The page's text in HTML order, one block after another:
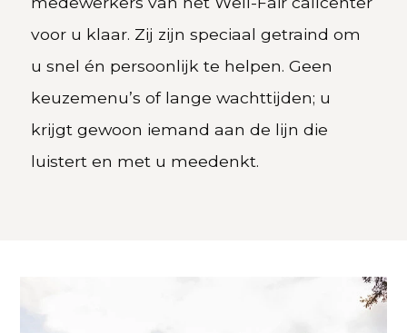
voor u klaar. Zij zijn speciaal getraind om
u snel én persoonlijk te helpen. Geen
keuzemenu’s of lange wachttijden; u
krijgt gewoon iemand aan de lijn die
luistert en met u meedenkt.